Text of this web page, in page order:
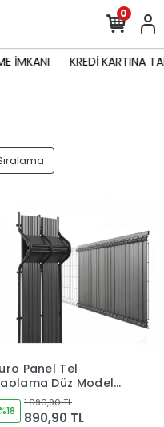
İMKANI KREDİ KARTINA
0
Panel Tel
Düz Model
H: 0,5m * L:
1.090,90 TL
890,90 TL